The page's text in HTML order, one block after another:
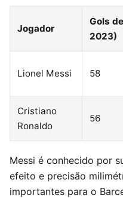
Jogador
Gols
2023)
Lionel Messi 58
Cristiano
Ronaldo
56
Messi é conhecido por
efeito e precisão
importantes para o